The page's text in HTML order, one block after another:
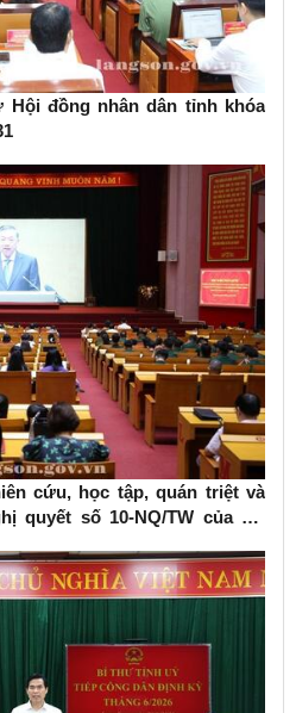
đồng nhân dân tỉnh khóa
cứu, học tập, quán triệt và
quyết số 10-NQ/TW của Bộ